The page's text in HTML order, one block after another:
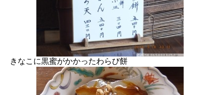
きなこに黒蜜がかかったわらび餅